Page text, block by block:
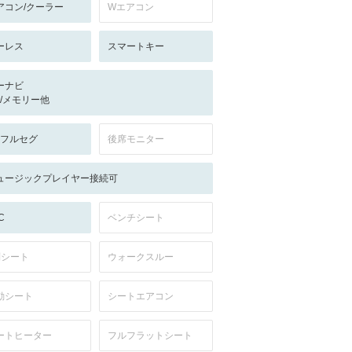
コン/クーラー Wエアコン
レス スマートキー
ナビ
メモリー他
ルセグ 後席モニター
ージックプレイヤー接続可
ベンチシート
ート ウォークスルー
シート シートエアコン
トヒーター フルフラットシート